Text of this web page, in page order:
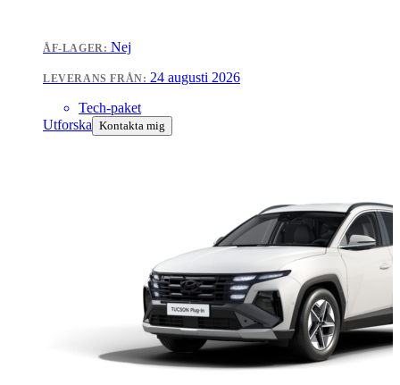
ÅF-LAGER: Nej
LEVERANS FRÅN: 24 augusti 2026
Tech-paket
Utforska Kontakta mig